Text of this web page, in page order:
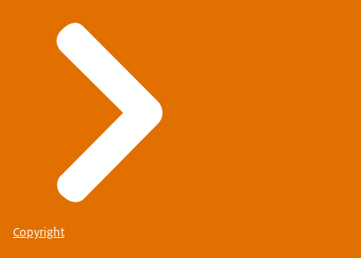
Copyright